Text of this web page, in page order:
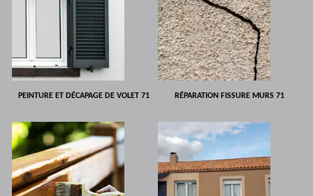
PEINTURE ET DÉCAPAGE DE VOLET 71 RÉPARATION FISSURE MURS 71